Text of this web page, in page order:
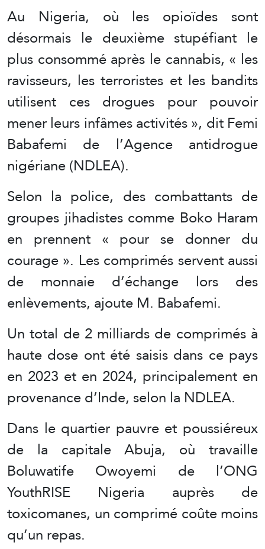
Au Nigeria, où les opioïdes sont
désormais le deuxième stupéfiant le
plus consommé après le cannabis, « les
ravisseurs, les terroristes et les bandits
utilisent ces drogues pour pouvoir
mener leurs infâmes activités », dit Femi
Babafemi de l’Agence antidrogue
nigériane (NDLEA).
Selon la police, des combattants de
groupes jihadistes comme Boko Haram
en prennent « pour se donner du
courage ». Les comprimés servent aussi
de monnaie d’échange lors des
enlèvements, ajoute M. Babafemi.
Un total de 2 milliards de comprimés à
haute dose ont été saisis dans ce pays
en 2023 et en 2024, principalement en
provenance d’Inde, selon la NDLEA.
Dans le quartier pauvre et poussiéreux
de la capitale Abuja, où travaille
Boluwatife Owoyemi de l’ONG
YouthRISE Nigeria auprès de
toxicomanes, un comprimé coûte moins
qu’un repas.